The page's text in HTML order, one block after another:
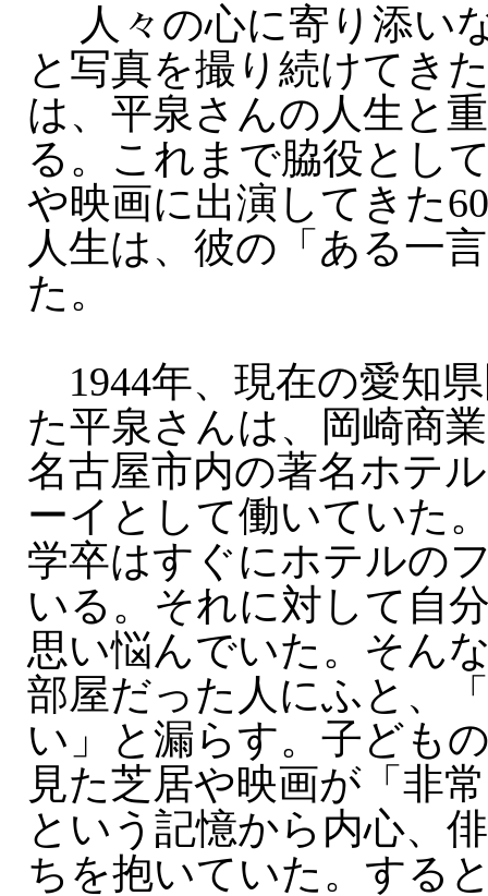
人々の心に寄り添い
と写真を撮り続けてき
は、平泉さんの人生と
る。これまで脇役とし
や映画に出演してきた
人生は、彼の「ある一
た。
1944年、現在の愛知
た平泉さんは、岡崎商
名古屋市内の著名ホテ
ーイとして働いていた
学卒はすぐにホテルの
いる。それに対して自
思い悩んでいた。そん
部屋だった人にふと、
い」と漏らす。子ども
見た芝居や映画が「非
という記憶から内心、
ちを抱いていた。する